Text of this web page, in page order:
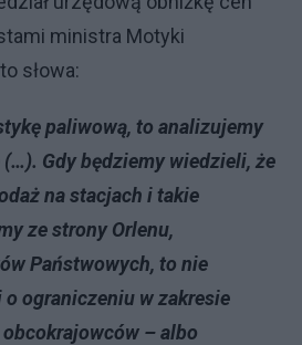
ministra Motyki
słowa:
paliwową, to analizujemy
(…). Gdy będziemy wiedzieli, że
na stacjach i takie
ze strony Orlenu,
Państwowych, to nie
ograniczeniu w zakresie
– albo